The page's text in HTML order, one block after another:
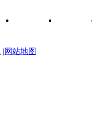
|网站地图